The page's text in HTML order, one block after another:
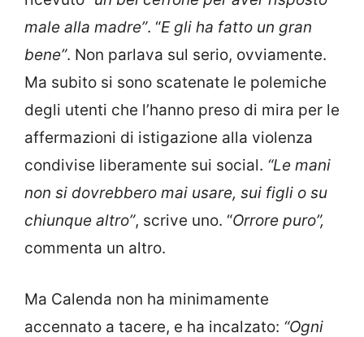
male alla madre”. “E gli ha fatto un gran
bene”. Non parlava sul serio, ovviamente.
Ma subito si sono scatenate le polemiche
degli utenti che l’hanno preso di mira per le
affermazioni di istigazione alla violenza
condivise liberamente sui social. “Le mani
non si dovrebbero mai usare, sui figli o su
chiunque altro”, scrive uno. “Orrore puro”,
commenta un altro.
Ma Calenda non ha minimamente
accennato a tacere, e ha incalzato: “Ogni